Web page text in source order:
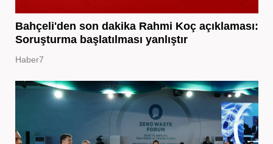
Bahçeli'den son dakika Rahmi Koç açıklaması:
Soruşturma başlatılması yanlıştır
Haber7